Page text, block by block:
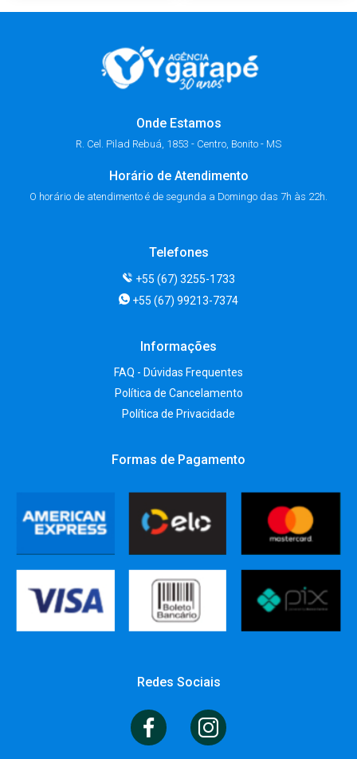
por um período de renovação, as
com águas extremamente
cristalinas, criando o cenário […]
seja naturalmente própria para
Onde Estamos
R. Cel. Pilad Rebuá, 1853 - Centro, Bonito - MS
Horário de Atendimento
O horário de atendimento é de segunda a Domingo das 7h às 22h.
Telefones
+55 (67) 3255-1733
+55 (67) 99213-7374
Informações
FAQ - Dúvidas Frequentes
Política de Cancelamento
Política de Privacidade
Formas de Pagamento
Redes Sociais